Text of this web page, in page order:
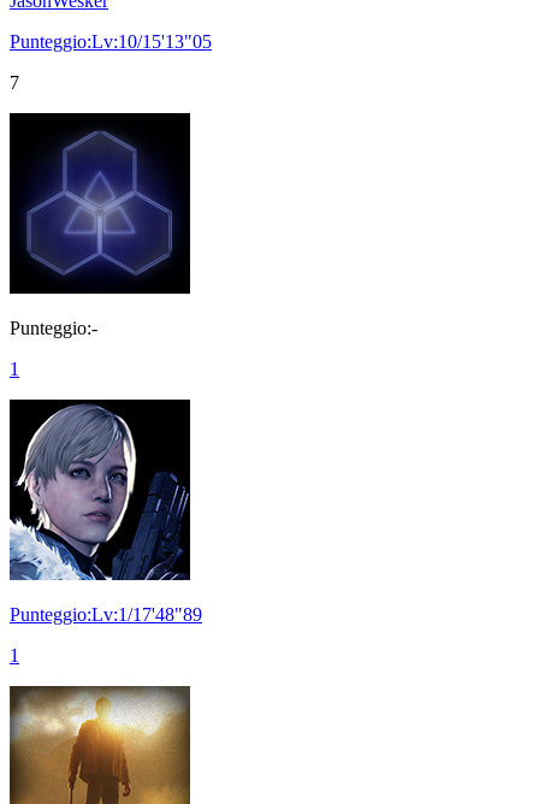
Punteggio:Lv:10/15'13"05
7
Punteggio:-
1
Punteggio:Lv:1/17'48"89
1